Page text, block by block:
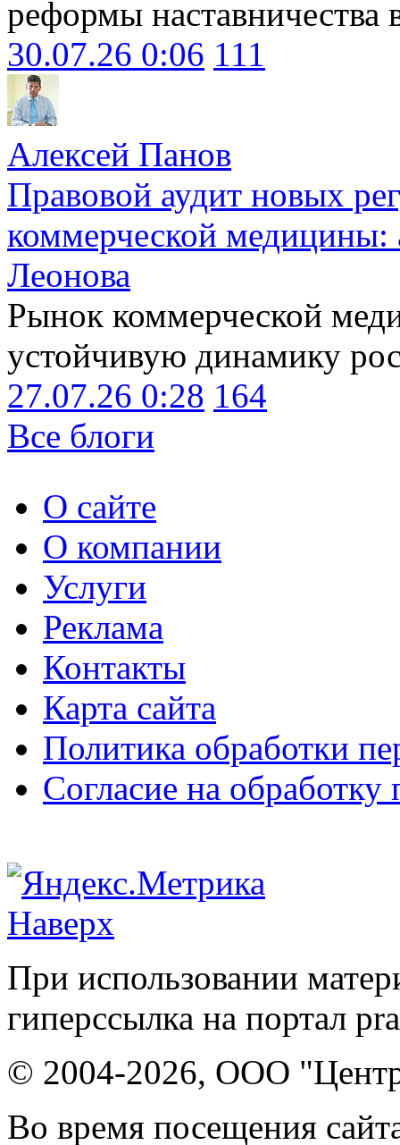
реформы наставничества
30.07.26 0:06 111
Алексей Панов
Правовой аудит новых
коммерческой медицины:
Леонова
Рынок коммерческой
устойчивую динамику
27.07.26 0:28 164
Все блоги
О сайте
О компании
Услуги
Реклама
Контакты
Карта сайта
Политика обработки
Согласие на
Наверх
При использовании
гиперссылка на портал
© 2004-2026, ООО "Центр
Во время посещения